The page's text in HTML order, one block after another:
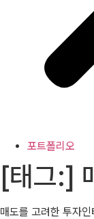
포트폴리오
[태그:]
매도를 고려한 투자